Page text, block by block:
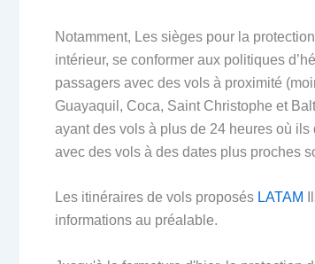
Notamment, Les sièges pour la
intérieur, se conformer aux politiques
passagers avec des vols à proximité
Guayaquil, Coca, Saint Christophe et
ayant des vols à plus de 24 heures où
avec des vols à des dates plus proches
Les itinéraires de vols proposés LATAM
informations au préalable.